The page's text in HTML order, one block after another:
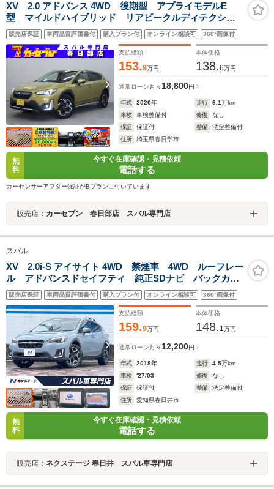
XV 2.0 アドバンス 4WD 後期型 アプライモデルE
型 マイルドハイブリッド リアビークルディテクショ
ン 純正メモリーナビ バックカメラ フロントカメ
ラ サイドカメラ スマートキー Bluetoothオーディ
オ フルセグTV
販売店保証 車両品質評価書付 購入プラン付 オンライン相談可 360°画像付
支払総額
153.8万円
本体価格
138.6万円
通常ローン 月々18,800円
年式 2020年 走行 6.1万km
車検
車検整備付 修復
なし
保証
保証付 整備
法定整備付
住所
埼玉県春日部市
無
料
今すぐ在庫確認・見積依頼
電話する
カーセンサーアフター保証がBプランに付いています
販売店： カーセブン 春日部店 スバル専門店
スバル
XV 2.0i-S アイサイト 4WD 禁煙車 4WD ルーフレー
ル アドバンスドセイフティ 純正SDナビ バックカメ
ラ ハーフレザーシート コーナーセンサー スマート
キー LEDヘッド ETC 純正18インチアルミ 電子パ
ーキング
販売店保証 車両品質評価書付 購入プラン付 オンライン相談可 360°画像付
支払総額
159.9万円
本体価格
148. 1万円
通常ローン 月々12,200円
年式 2018年 走行 4.5万km
車検
'27/03 修復
なし
保証
保証付 整備
法定整備付
住所
愛知県春日井市
無
料
今すぐ在庫確認・見積依頼
電話する
販売店： ネクステージ 春日井 スバル車専門店